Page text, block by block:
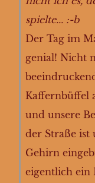
spielte... :-b
Der Tag im
genial! Nicht
Kaffernbüffel
und unsere
der Straße ist
Gehirn
eigentlich ein